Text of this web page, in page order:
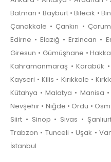
Batman • Bayburt • Bilecik •
Çanakkale • Çankırı •
Edirne • Elazığ • Erzincan •
Giresun • Gümüşhane •
Kahramanmaraş • Karabük
Kayseri • Kilis • Kırıkkale •
Kütahya • Malatya • Manisa
Nevşehir • Niğde • Ordu •
Siirt • Sinop • Sivas •
Trabzon • Tunceli • Uşak •
İstanbul